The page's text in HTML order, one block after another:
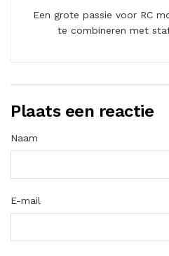
Een grote passie voor RC
te combineren met
Plaats een reactie
Naam
E-mail